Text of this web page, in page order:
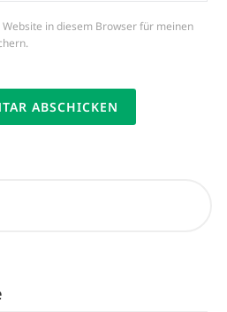
in diesem Browser für meinen